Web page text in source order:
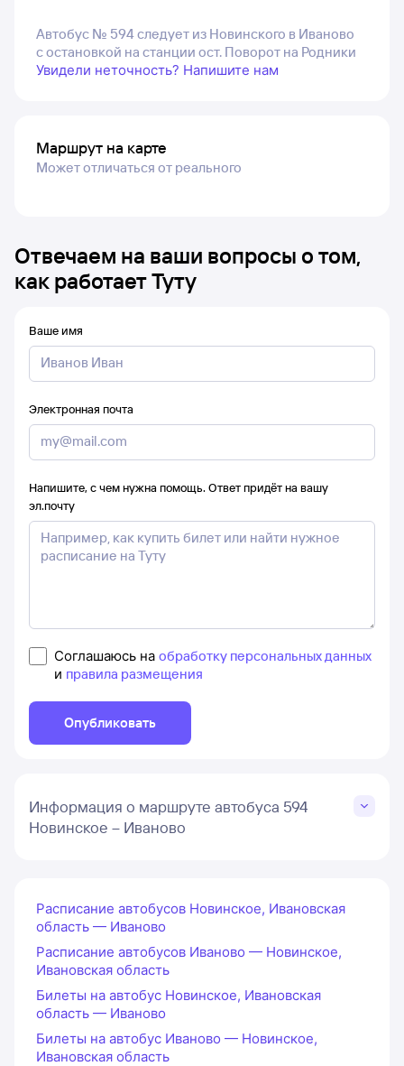
Автобус № 594 следует из Новинского в Иваново
с остановкой на станции ост. Поворот на Родники
Увидели неточность? Напишите нам
Маршрут на карте
Может отличаться от реального
Отвечаем на ваши вопросы о том,
как работает Туту
Ваше имя
Электронная почта
Напишите, с чем нужна помощь. Ответ придёт на вашу
эл.почту
Соглашаюсь на обработку персональных данных
и правила размещения
Опубликовать
Информация о маршруте автобуса 594
Новинское – Иваново
Расписание автобусов Новинское, Ивановская
область — Иваново
Расписание автобусов Иваново — Новинское,
Ивановская область
Билеты на автобус Новинское, Ивановская
область — Иваново
Билеты на автобус Иваново — Новинское,
Ивановская область